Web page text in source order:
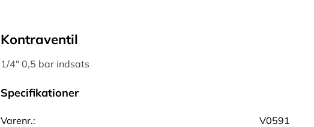
Kontraventil
1/4" 0,5 bar indsats
Specifikationer
Varenr.:
V0591